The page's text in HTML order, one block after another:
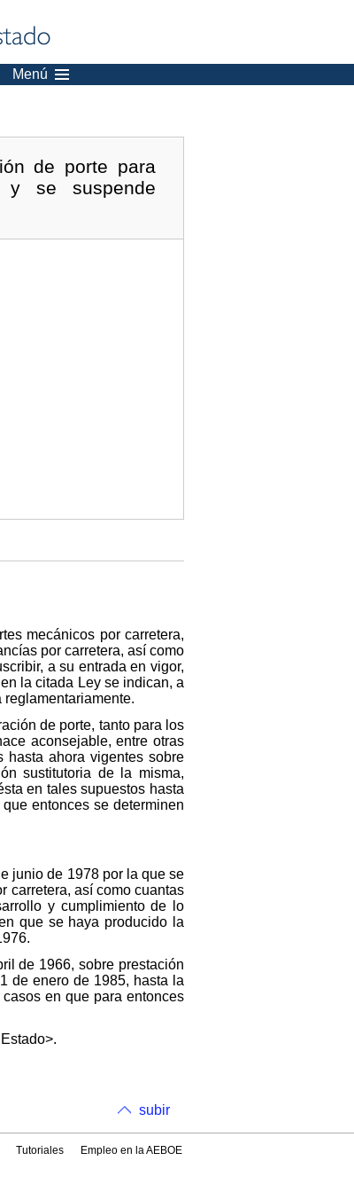
Menú
de porte para
y se suspende
mecánicos por carretera,
por carretera, así como
a su entrada en vigor,
la citada Ley se indican, a
de porte, tanto para los
aconsejable, entre otras
hasta ahora vigentes sobre
sustitutoria de la misma,
en tales supuestos hasta
entonces se determinen
junio de 1978 por la que se
carretera, así como cuantas
y cumplimiento de lo
que se haya producido la
de 1966, sobre prestación
de enero de 1985, hasta la
en que para entonces
subir
Tutoriales Empleo en la AEBOE